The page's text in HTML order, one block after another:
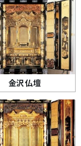
金沢仏壇